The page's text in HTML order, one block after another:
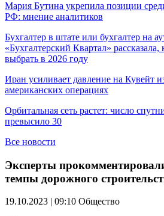
Мария Бутина укрепила позиции
РФ: мнение аналитиков
Бухгалтер в штате или бухгалтер на
«Бухгалтерский Квартал» рассказала,
выбрать в 2026 году
Иран усиливает давление на Кувейт
американских операциях
Орбитальная сеть растет: число
превысило 30
Все новости
Эксперты
темпы дорожного
19.10.2023 | 09:10 Общество